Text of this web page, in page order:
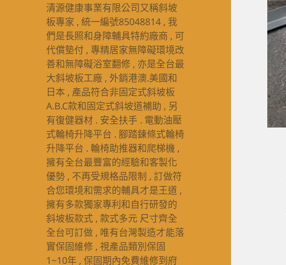
清源健康事業有限公司又稱斜坡
板專家 , 統一編號85048814 , 我
們是長照和身障輔具特約廠商 , 可
代償墊付 , 專精居家無障礙環境改
善和無障礙浴室翻修 , 亦是全台最
大斜坡板工廠 , 外銷港澳.美國和
日本 , 產品符合非固定式斜坡板
A.B.C款和固定式斜坡道補助 , 另
有復健器材 . 安全扶手 . 電動油壓
式輪椅升降平台 . 腳踏鍊條式輪椅
升降平台 . 輪椅助推器和爬梯機 ,
擁有全台最豐富的經驗和客製化
優勢 , 不再受規格品限制 , 訂做符
合您環境和需求的輔具才是王道 ,
擁有多款獨家專利和自行研發的
斜坡板款式 , 款式多元 尺寸齊全
全台可訂做 , 唯有台灣製造才能落
實保固維修 , 視產品類別保固
1~10年 , 保固期內免費維修到府